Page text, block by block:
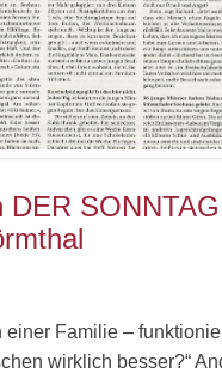
DER
einer Familie –
wirklich besser?“